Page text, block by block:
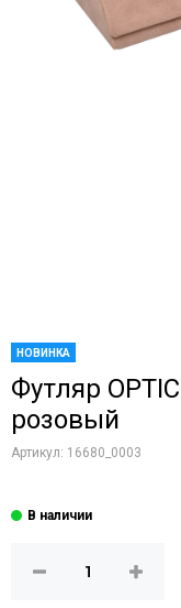
НОВИНКА
Футляр
розовый
Артикул: 16680_0003